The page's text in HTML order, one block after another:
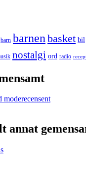
barn barnen basket bil
nostalgi ord radio
moderecensent
annat